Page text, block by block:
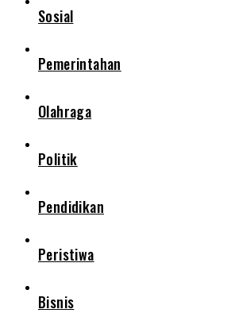
Sosial
Pemerintahan
Olahraga
Politik
Pendidikan
Peristiwa
Bisnis